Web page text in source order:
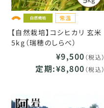
【自然栽培】コシヒカリ 玄米
5kg（瑞穂のしらべ）
¥9,500 （税込）
定期:¥8,800 （税込）